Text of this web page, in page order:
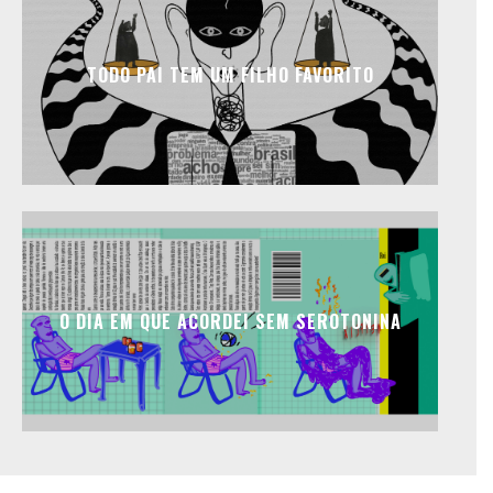
TODO PAI TEM UM FILHO FAVORITO
O DIA EM QUE ACORDEI SEM SEROTONINA